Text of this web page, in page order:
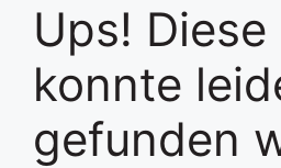
Ups! Diese
konnte
gefunden